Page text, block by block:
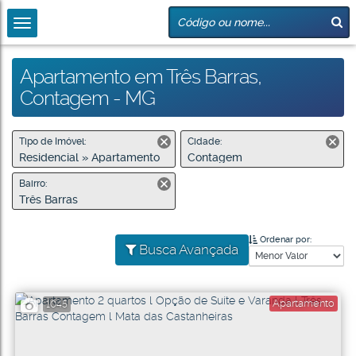
Apartamento em Três Barras,
Contagem - MG
Tipo de Imóvel:
Residencial » Apartamento
Cidade:
Contagem
Bairro:
Três Barras
Busca Avançada
Ordenar por:
1045 Apartamento